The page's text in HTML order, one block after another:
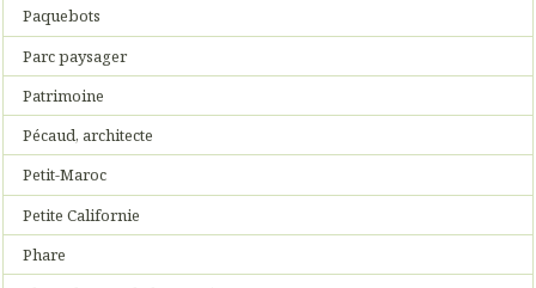
Paquebots
Parc paysager
Patrimoine
Pécaud, architecte
Petit-Maroc
Petite Californie
Phare